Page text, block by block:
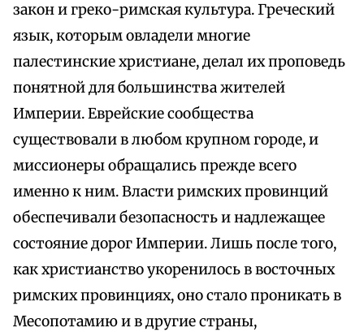
закон и греко-римская культура. Греческий
язык, которым овладели многие
палестинские христиане, делал их проповедь
понятной для большинства жителей
Империи. Еврейские сообщества
существовали в любом крупном городе, и
миссионеры обращались прежде всего
именно к ним. Власти римских провинций
обеспечивали безопасность и надлежащее
состояние дорог Империи. Лишь после того,
как христианство укоренилось в восточных
римских провинциях, оно стало проникать в
Месопотамию и в другие страны,